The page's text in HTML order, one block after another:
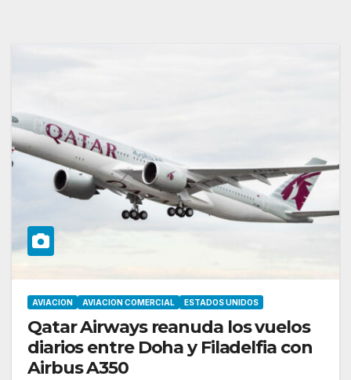
AVIACION AVIACION COMERCIAL ESTADOS UNIDOS
Qatar Airways reanuda los vuelos
diarios entre Doha y Filadelfia con
Airbus A350